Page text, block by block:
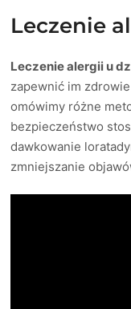
Leczenie
Leczenie alergii u
zapewnić im
omówimy różne
bezpieczeństwo
dawkowanie
zmniejszanie